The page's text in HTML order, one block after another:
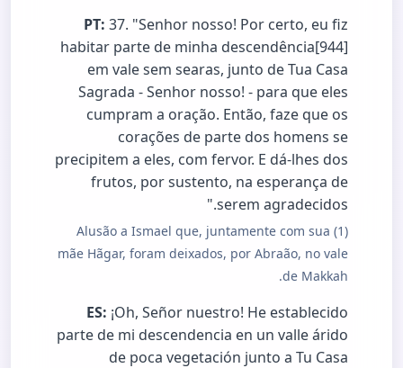
PT: 37. "Senhor nosso! Por certo, eu fiz
habitar parte de minha descendência[944]
em vale sem searas, junto de Tua Casa
Sagrada - Senhor nosso! - para que eles
cumpram a oração. Então, faze que os
corações de parte dos homens se
precipitem a eles, com fervor. E dá-lhes dos
frutos, por sustento, na esperança de
serem agradecidos."
(1) Alusão a Ismael que, juntamente com sua
mãe Hãgar, foram deixados, por Abraão, no vale
de Makkah.
ES: ¡Oh, Señor nuestro! He establecido
parte de mi descendencia en un valle árido
de poca vegetación junto a Tu Casa